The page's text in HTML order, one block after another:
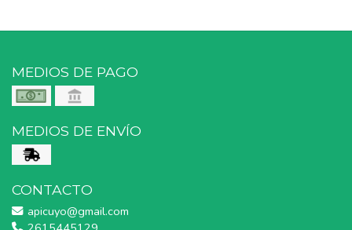
MEDIOS DE PAGO
MEDIOS DE ENVÍO
CONTACTO
apicuyo@gmail.com